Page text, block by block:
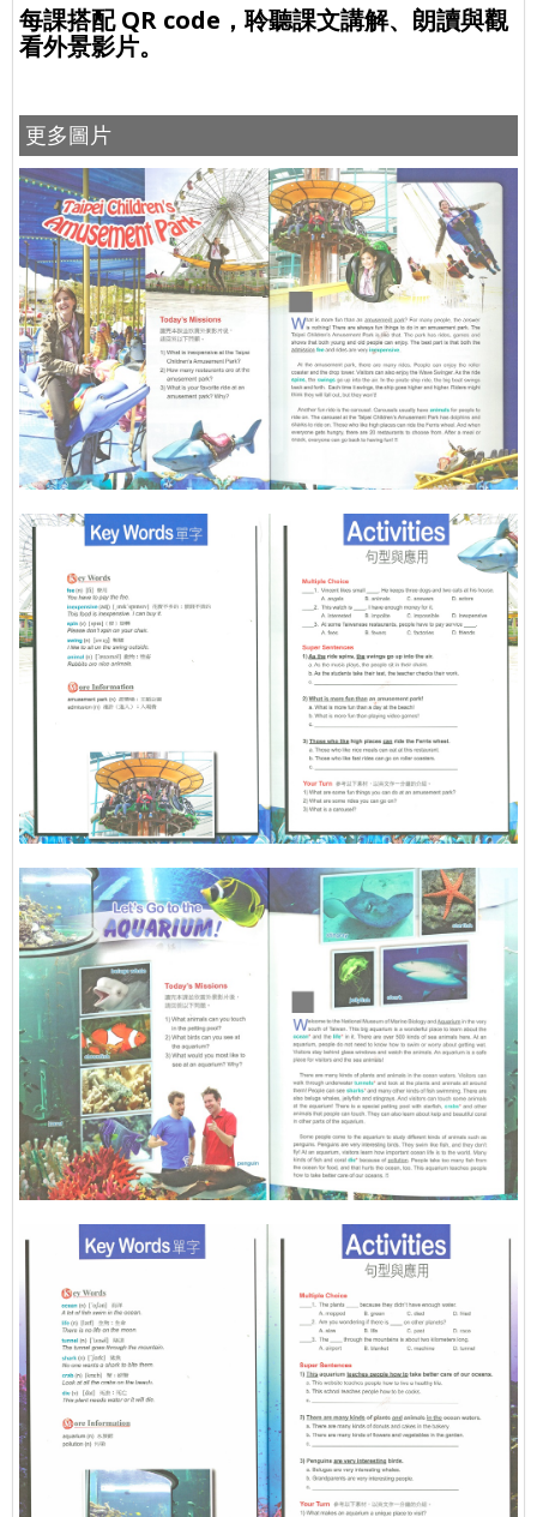
每課搭配 QR code，聆聽課文講解、朗讀與觀
看外景影片。
更多圖片